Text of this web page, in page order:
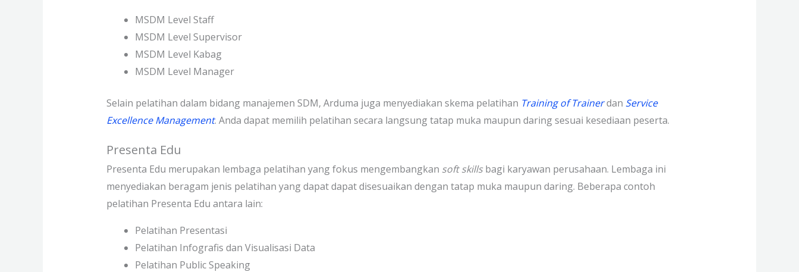
MSDM Level Staff
MSDM Level Supervisor
MSDM Level Kabag
MSDM Level Manager
Selain pelatihan dalam bidang manajemen SDM, Arduma juga menyediakan skema pelatihan Training of Trainerdan Service
Excellence Management. Anda dapat memilih pelatihan secara langsung tatap muka maupun daringsesuai kesediaan peserta.
Presenta Edu
Presenta Edu merupakan lembaga pelatihan yang fokus mengembangkan soft skillsbagi karyawan perusahaan. Lembaga ini
menyediakan beragam jenis pelatihan yang dapat dapat disesuaikan dengan tatap muka maupun daring. Beberapa contoh
pelatihan Presenta Edu antara lain:
Pelatihan Presentasi
Pelatihan Infografis dan Visualisasi Data
Pelatihan Public Speaking